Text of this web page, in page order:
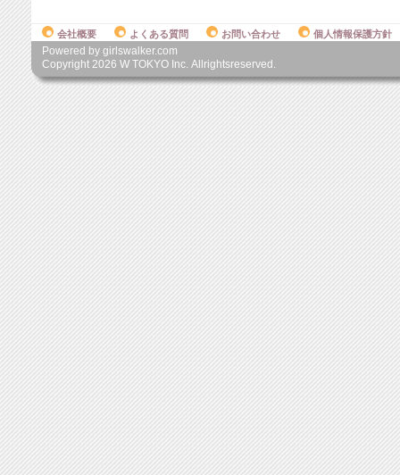
会社概要 よくある質問 お問い合わせ 個人情報保護方針
Powered by girlswalker.com
Copyright 2026 W TOKYO Inc. Allrightsreserved.